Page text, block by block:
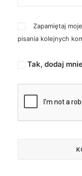
Zapamiętaj
pisania kolejnych
Tak, dodaj